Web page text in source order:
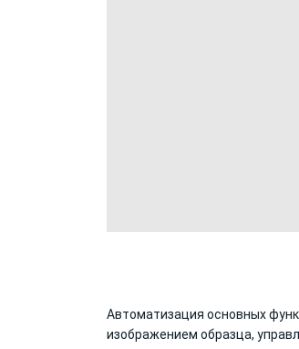
Автоматизация основных
изображением образца,